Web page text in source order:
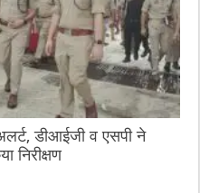
डीआईजी व एसपी ने
निरीक्षण